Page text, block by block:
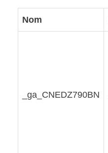
Nom
_ga_CNEDZ790BN